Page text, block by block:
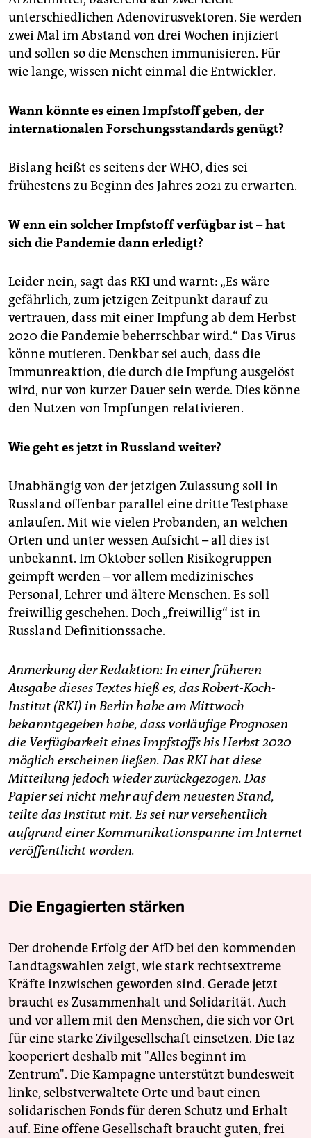
unterschiedlichen Adenovirusvektoren. Sie werden
zwei Mal im Abstand von drei Wochen injiziert
und sollen so die Menschen immunisieren. Für
wie lange, wissen nicht einmal die Entwickler.
Wann könnte es einen Impfstoff geben, der
internationalen Forschungsstandards genügt?
Bislang heißt es seitens der WHO, dies sei
frühestens zu Beginn des Jahres 2021 zu erwarten.
Wenn ein solcher Impfstoff verfügbar ist – hat
sich die Pandemie dann erledigt?
Leider nein, sagt das RKI und warnt: „Es wäre
gefährlich, zum jetzigen Zeitpunkt darauf zu
vertrauen, dass mit einer Impfung ab dem Herbst
2020 die Pandemie beherrschbar wird.“ Das Virus
könne mutieren. Denkbar sei auch, dass die
Immunreaktion, die durch die Impfung ausgelöst
wird, nur von kurzer Dauer sein werde. Dies könne
den Nutzen von Impfungen relativieren.
Wie geht es jetzt in Russland weiter?
Unabhängig von der jetzigen Zulassung soll in
Russland offenbar parallel eine dritte Testphase
anlaufen. Mit wie vielen Probanden, an welchen
Orten und unter wessen Aufsicht – all dies ist
unbekannt. Im Oktober sollen Risikogruppen
geimpft werden – vor allem medizinisches
Personal, Lehrer und ältere Menschen. Es soll
freiwillig geschehen. Doch „freiwillig“ ist in
Russland Definitionssache.
Anmerkung der Redaktion: In einer früheren
Ausgabe dieses Textes hieß es, das Robert-Koch-
Institut (RKI) in Berlin habe am Mittwoch
bekanntgegeben habe, dass vorläufige Prognosen
die Verfügbarkeit eines Impfstoffs bis Herbst 2020
möglich erscheinen ließen. Das RKI hat diese
Mitteilung jedoch wieder zurückgezogen. Das
Papier sei nicht mehr auf dem neuesten Stand,
teilte das Institut mit. Es sei nur versehentlich
aufgrund einer Kommunikationspanne im Internet
veröffentlicht worden.
Die Engagierten stärken
Der drohende Erfolg der AfD bei den kommenden
Landtagswahlen zeigt, wie stark rechtsextreme
Kräfte inzwischen geworden sind. Gerade jetzt
braucht es Zusammenhalt und Solidarität. Auch
und vor allem mit den Menschen, die sich vor Ort
für eine starke Zivilgesellschaft einsetzen. Die taz
kooperiert deshalb mit "Alles beginnt im
Zentrum". Die Kampagne unterstützt bundesweit
linke, selbstverwaltete Orte und baut einen
solidarischen Fonds für deren Schutz und Erhalt
auf. Eine offene Gesellschaft braucht guten, frei